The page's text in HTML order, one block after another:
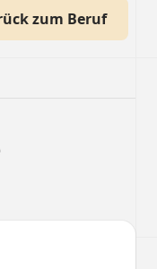
zum Beruf